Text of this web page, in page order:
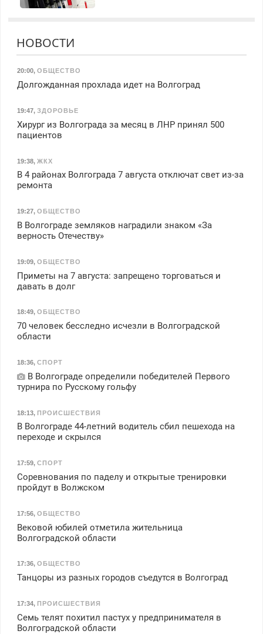
НОВОСТИ
20:00, ОБЩЕСТВО
Долгожданная прохлада идет на Волгоград
19:47, ЗДОРОВЬЕ
Хирург из Волгограда за месяц в ЛНР принял 500
пациентов
19:38, ЖКХ
В 4 районах Волгограда 7 августа отключат свет из-за
ремонта
19:27, ОБЩЕСТВО
В Волгограде земляков наградили знаком «За
верность Отечеству»
19:09, ОБЩЕСТВО
Приметы на 7 августа: запрещено торговаться и
давать в долг
18:49, ОБЩЕСТВО
70 человек бесследно исчезли в Волгоградской
области
18:36, СПОРТ
В Волгограде определили победителей Первого
турнира по Русскому гольфу
18:13, ПРОИСШЕСТВИЯ
В Волгограде 44-летний водитель сбил пешехода на
переходе и скрылся
17:59, СПОРТ
Соревнования по паделу и открытые тренировки
пройдут в Волжском
17:56, ОБЩЕСТВО
Вековой юбилей отметила жительница
Волгоградской области
17:36, ОБЩЕСТВО
Танцоры из разных городов съедутся в Волгоград
17:34, ПРОИСШЕСТВИЯ
Семь телят похитил пастух у предпринимателя в
Волгоградской области